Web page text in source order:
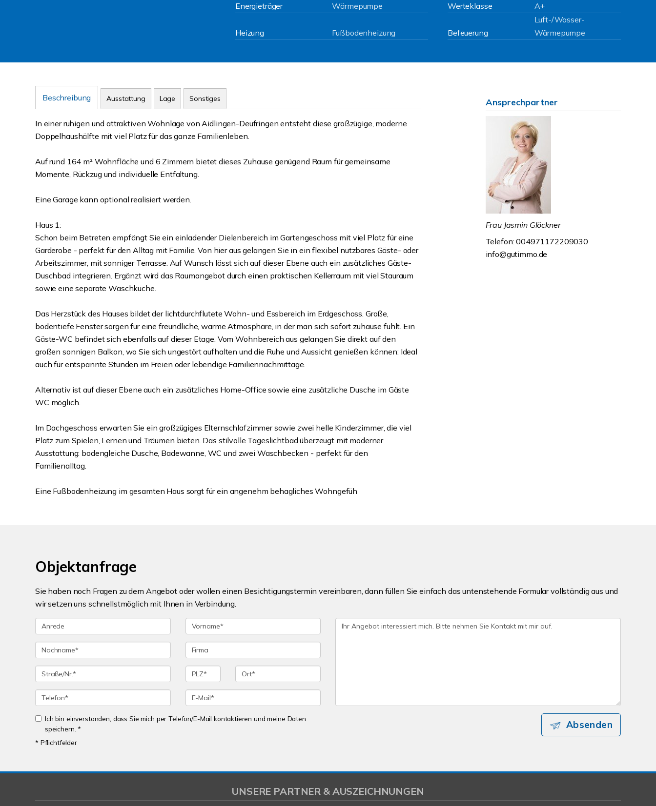
Energieträger
Wärmepumpe
Werteklasse
A+
Heizung Fußbodenheizung Befeuerung
Luft-/Wasser-
Wärmepumpe
Beschreibung Ausstattung Lage Sonstiges
In einer ruhigen und attraktiven Wohnlage von Aidlingen-Deufringen entsteht diese großzügige, moderne
Doppelhaushälfte mit viel Platz für das ganze Familienleben.
Auf rund 164 m² Wohnfläche und 6 Zimmern bietet dieses Zuhause genügend Raum für gemeinsame
Momente, Rückzug und individuelle Entfaltung.
Eine Garage kann optional realisiert werden.
Haus 1:
Schon beim Betreten empfängt Sie ein einladender Dielenbereich im Gartengeschoss mit viel Platz für eine
Garderobe - perfekt für den Alltag mit Familie. Von hier aus gelangen Sie in ein flexibel nutzbares Gäste- oder
Arbeitszimmer, mit sonniger Terrasse. Auf Wunsch lässt sich auf dieser Ebene auch ein zusätzliches Gäste-
Duschbad integrieren. Ergänzt wird das Raumangebot durch einen praktischen Kellerraum mit viel Stauraum
sowie eine separate Waschküche.
Das Herzstück des Hauses bildet der lichtdurchflutete Wohn- und Essbereich im Erdgeschoss. Große,
bodentiefe Fenster sorgen für eine freundliche, warme Atmosphäre, in der man sich sofort zuhause fühlt. Ein
Gäste-WC befindet sich ebenfalls auf dieser Etage. Vom Wohnbereich aus gelangen Sie direkt auf den
großen sonnigen Balkon, wo Sie sich ungestört aufhalten und die Ruhe und Aussicht genießen können: Ideal
auch für entspannte Stunden im Freien oder lebendige Familiennachmittage.
Alternativ ist auf dieser Ebene auch ein zusätzliches Home-Office sowie eine zusätzliche Dusche im Gäste
WC möglich.
Im Dachgeschoss erwarten Sie ein großzügiges Elternschlafzimmer sowie zwei helle Kinderzimmer, die viel
Platz zum Spielen, Lernen und Träumen bieten. Das stilvolle Tageslichtbad überzeugt mit moderner
Ausstattung: bodengleiche Dusche, Badewanne, WC und zwei Waschbecken - perfekt für den
Familienalltag.
Eine Fußbodenheizung im gesamten Haus sorgt für ein angenehm behagliches Wohngefüh
Ansprechpartner
Frau Jasmin Glöckner
Telefon: 004971172209030
info@gutimmo.de
Objektanfrage
Sie haben noch Fragen zu dem Angebot oder wollen einen Besichtigungstermin vereinbaren, dann füllen Sie einfach das untenstehende Formular vollständig aus und
wir setzen uns schnellstmöglich mit Ihnen in Verbindung.
Ich bin einverstanden, dass Sie mich per Telefon/E-Mail kontaktieren und meine Daten
speichern. *
* Pflichtfelder
Absenden
UNSERE PARTNER & AUSZEICHNUNGEN